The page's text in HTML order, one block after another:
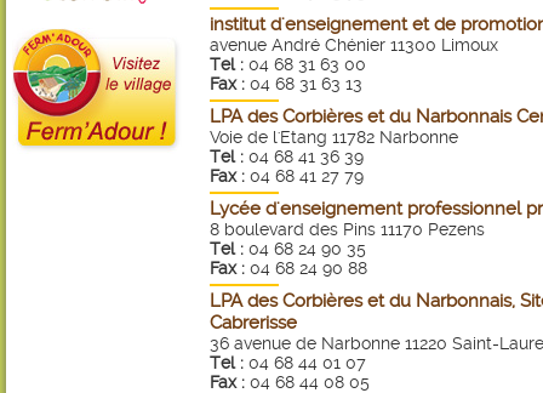
institut d'enseignement et de
avenue André Chénier 11300 Limoux
Tel : 04 68 31 63 00
Fax : 04 68 31 63 13
LPA des Corbières et du Narbonnais
Voie de l'Etang 11782 Narbonne
Tel : 04 68 41 36 39
Fax : 04 68 41 27 79
Lycée d'enseignement professionnel
8 boulevard des Pins 11170 Pezens
Tel : 04 68 24 90 35
Fax : 04 68 24 90 88
LPA des Corbières et du Narbonnais,
Cabrerisse
36 avenue de Narbonne 11220 Saint-
Tel : 04 68 44 01 07
Fax : 04 68 44 08 05